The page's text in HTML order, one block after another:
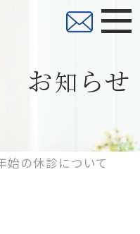
お知 らせ
始の休診について